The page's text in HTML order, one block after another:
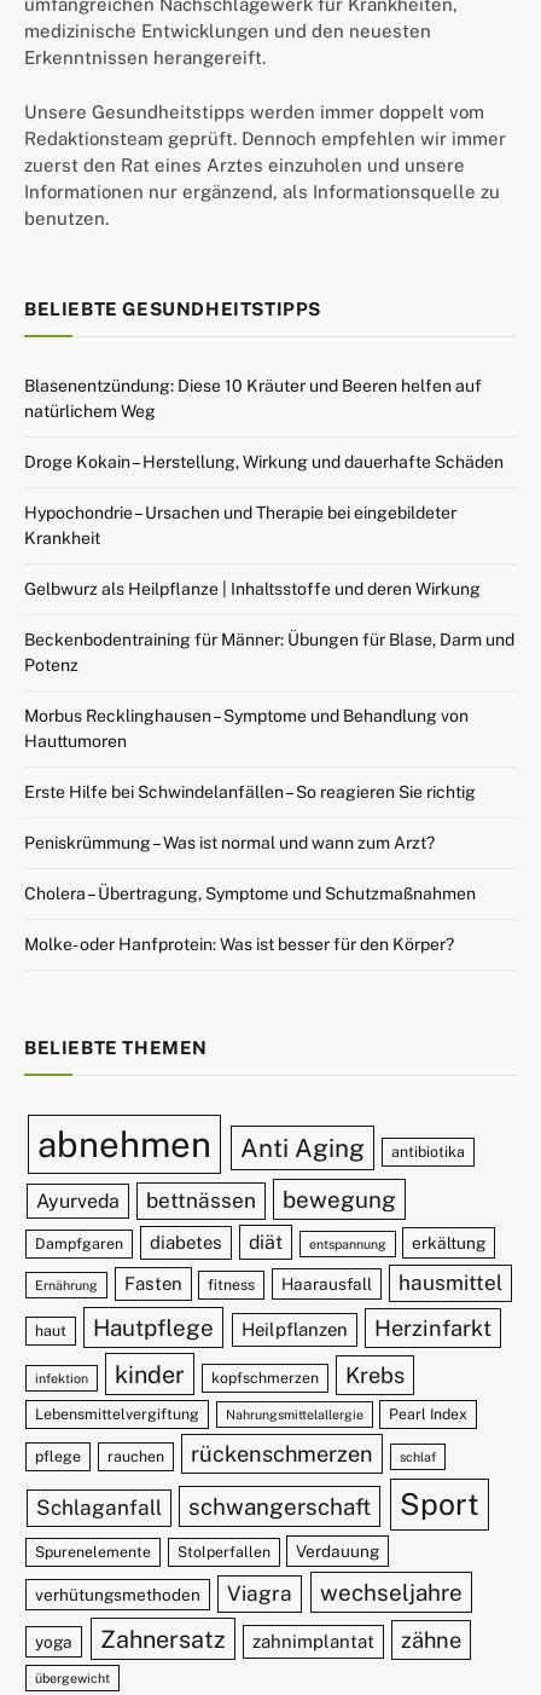
medizinische Entwicklungen und den neuesten
Erkenntnissen herangereift.
Unsere Gesundheitstipps werden immer doppelt vom
Redaktionsteam geprüft. Dennoch empfehlen wir immer
zuerst den Rat eines Arztes einzuholen und unsere
Informationen nur ergänzend, als Informationsquelle zu
benutzen.
BELIEBTE GESUNDHEITSTIPPS
Blasenentzündung: Diese 10 Kräuter und Beeren helfen auf
natürlichem Weg
Droge Kokain – Herstellung, Wirkung und dauerhafte Schäden
Hypochondrie – Ursachen und Therapie bei eingebildeter
Krankheit
Gelbwurz als Heilpflanze | Inhaltsstoffe und deren Wirkung
Beckenbodentraining für Männer: Übungen für Blase, Darm und
Potenz
Morbus Recklinghausen – Symptome und Behandlung von
Hauttumoren
Erste Hilfe bei Schwindelanfällen – So reagieren Sie richtig
Peniskrümmung – Was ist normal und wann zum Arzt?
Cholera – Übertragung, Symptome und Schutzmaßnahmen
Molke- oder Hanfprotein: Was ist besser für den Körper?
BELIEBTE THEMEN
abnehmen Anti Aging antibiotika
Ayurveda bettnässen bewegung
Dampfgaren diabetes diät entspannung erkältung
Ernährung Fasten fitness Haarausfall hausmittel
haut Hautpflege Heilpflanzen Herzinfarkt
infektion kinder kopfschmerzen Krebs
Lebensmittelvergiftung Nahrungsmittelallergie Pearl Index
pflege rauchen rückenschmerzen schlaf
Schlaganfall schwangerschaft Sport
Spurenelemente Stolperfallen Verdauung
verhütungsmethoden Viagra wechseljahre
yoga Zahnersatz zahnimplantat zähne
übergewicht